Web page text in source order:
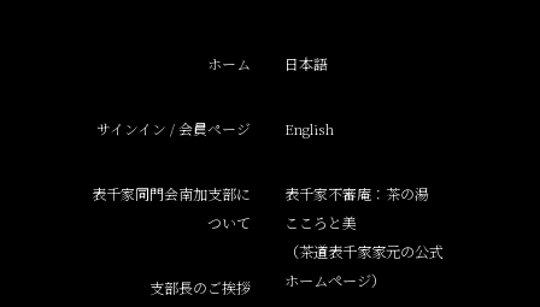
ホーム
サインイン / 会員ページ
表千家同門会南加支部に
ついて
支部長のご挨拶
日本語
English
表千家不審庵：茶の湯
こころと美
（茶道表千家家元の公式
ホームページ）